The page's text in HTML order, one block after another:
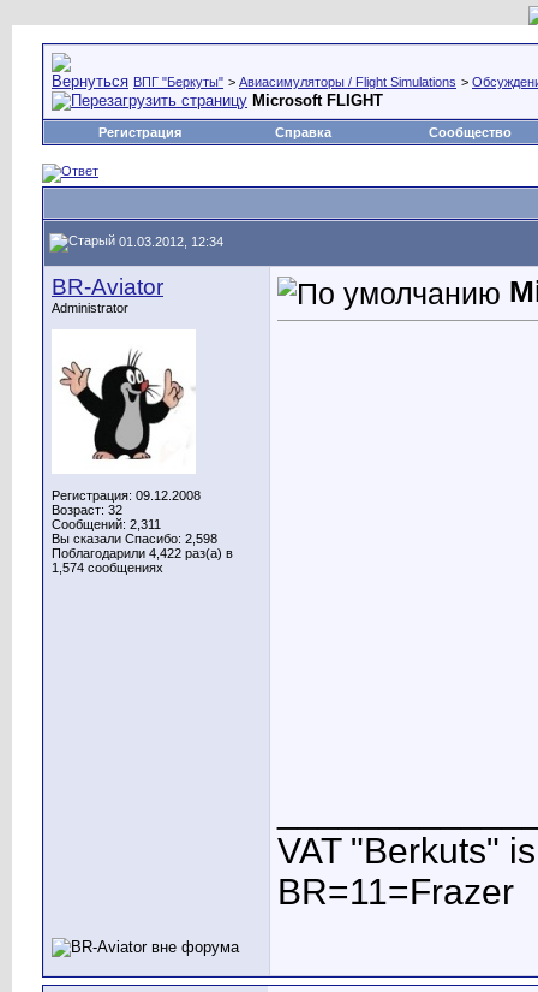
ВПГ "Беркуты" > Авиасимуляторы / Flight Simulations >
Microsoft FLIGHT
Регистрация Справка Сообщество
01.03.2012, 12:34
BR-Aviator
Administrator
Регистрация: 09.12.2008
Возраст: 32
Сообщений: 2,311
Вы сказали Спасибо: 2,598
Поблагодарили 4,422 раз(а) в
1,574 сообщениях
VAT "Berkuts"
BR=11=Frazer